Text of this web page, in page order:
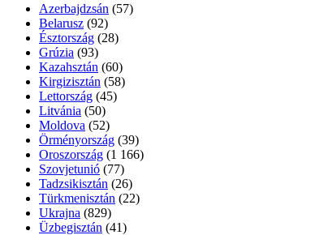
Azerbajdzsán (57)
Belarusz (92)
Észtország (28)
Grúzia (93)
Kazahsztán (60)
Kirgizisztán (58)
Lettország (45)
Litvánia (50)
Moldova (52)
Örményország (39)
Oroszország (1 166)
Szovjetunió (77)
Tadzsikisztán (26)
Türkmenisztán (22)
Ukrajna (829)
Üzbegisztán (41)